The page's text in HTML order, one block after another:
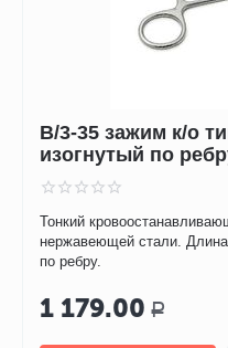
В/3-35 зажим к/о
изогнутый по
Тонкий
нержавеющей стали.
по ребру.
1 179.00 Р